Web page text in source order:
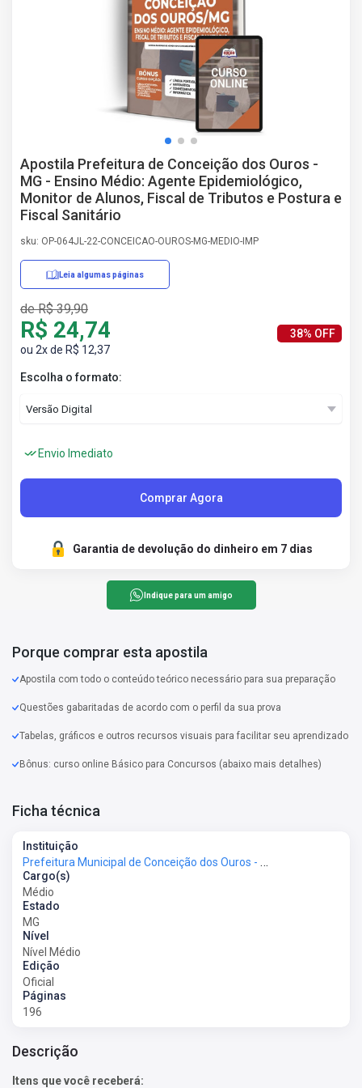
Apostila Prefeitura de Conceição dos Ouros -
MG - Ensino Médio: Agente Epidemiológico,
Monitor de Alunos, Fiscal de Tributos e Postura e
Fiscal Sanitário
sku: OP-064JL-22-CONCEICAO-OUROS-MG-MEDIO-IMP
Leia algumas páginas
de R$ 39,90
R$ 24,74
ou 2x de R$ 12,37
38% OFF
Escolha o formato:
Envio Imediato
Comprar Agora
Garantia de devolução do dinheiro em 7 dias
Indique para um amigo
Porque comprar esta apostila
Apostila com todo o conteúdo teórico necessário para sua preparação
Questões gabaritadas de acordo com o perfil da sua prova
Tabelas, gráficos e outros recursos visuais para facilitar seu aprendizado
Bônus: curso online Básico para Concursos (abaixo mais detalhes)
Ficha técnica
Instituição
Prefeitura Municipal de Conceição dos Ouros - MG - Prefeitura de Conceição dos Ouros - MG
Cargo(s)
Médio
Estado
MG
Nível
Nível Médio
Edição
Oficial
Páginas
196
Descrição
Itens que você receberá: